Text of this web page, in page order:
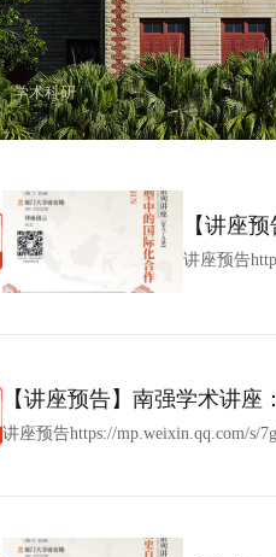
学术科研
【讲座
绿色转型
讲座预告
【讲座预告】南强学术讲座
讲座预告https://mp.weixin.qq.com/s/